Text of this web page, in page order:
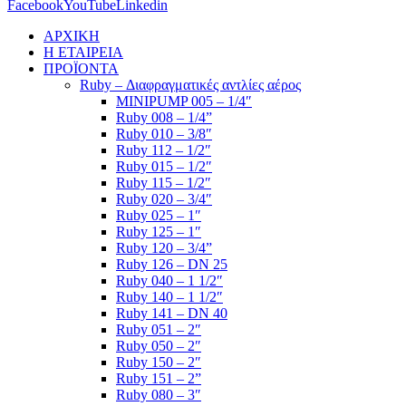
FacebookYouTubeLinkedin
ΑΡΧΙΚΗ
Η ΕΤΑΙΡΕΙΑ
ΠΡΟΪΟΝΤΑ
Ruby – Διαφραγματικές αντλίες αέρος
MINIPUMP 005 – 1/4″
Ruby 008 – 1/4”
Ruby 010 – 3/8″
Ruby 112 – 1/2″
Ruby 015 – 1/2″
Ruby 115 – 1/2″
Ruby 020 – 3/4″
Ruby 025 – 1″
Ruby 125 – 1″
Ruby 120 – 3/4”
Ruby 126 – DN 25
Ruby 040 – 1 1/2″
Ruby 140 – 1 1/2″
Ruby 141 – DN 40
Ruby 051 – 2″
Ruby 050 – 2″
Ruby 150 – 2″
Ruby 151 – 2”
Ruby 080 – 3″